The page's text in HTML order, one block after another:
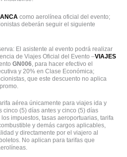
como aerolínea oficial del evento;
deberán seguir el siguiente
El asistente al evento podrá realizar
de Viajes Oficial del Evento –VIAJES
GN006, para hacer efectivo el
y 20% en Clase Económica;
que este descuento no aplica
aérea únicamente para viajes ida y
(5) días antes y cinco (5) días
impuestos, tasas aeroportuarias, tarifa
y demás cargos aplicables,
y directamente por el viajero al
No aplican para tarifas que